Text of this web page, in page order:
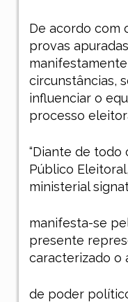
De acordo com
provas
circunstâncias,
influenciar o
processo
“Diante de todo
Público
ministerial
manifesta-se
presente
caracterizado o
de poder